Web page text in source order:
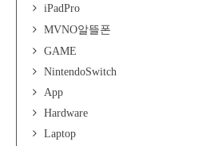
iPadPro
MVNO알뜰폰
GAME
NintendoSwitch
App
Hardware
Laptop